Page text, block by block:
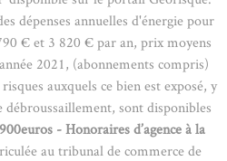
dépenses annuelles d'énergie pour
€ et 3 820 € par an, prix moyens
2021, (abonnements compris)
auxquels ce bien est exposé, y
sont disponibles
- Honoraires d’agence à la
au tribunal de commerce de